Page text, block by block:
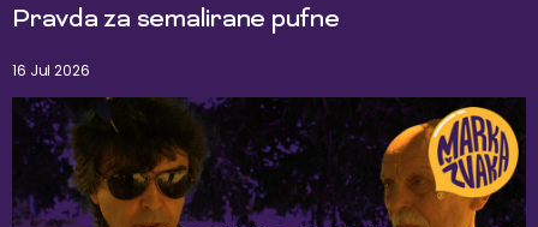
Pravda za semalirane pufne
16 Jul 2026